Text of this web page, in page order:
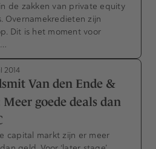
de zakken van private equity
Overnamekredieten zijn
Dit is het moment voor
2014
Van den Ende &
goede deals dan
capital markt zijn er meer